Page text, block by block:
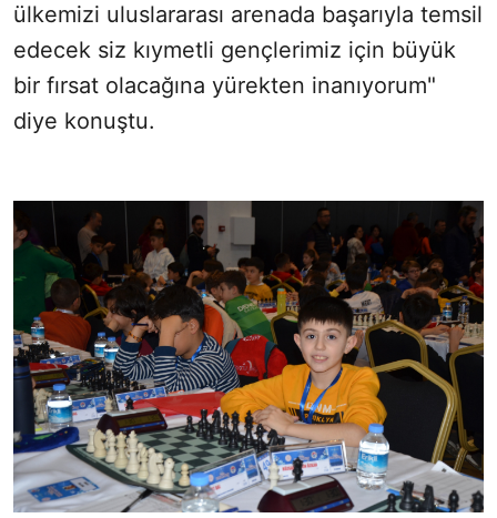
ülkemizi uluslararası arenada başarıyla temsil
edecek siz kıymetli gençlerimiz için büyük
bir fırsat olacağına yürekten inanıyorum"
diye konuştu.